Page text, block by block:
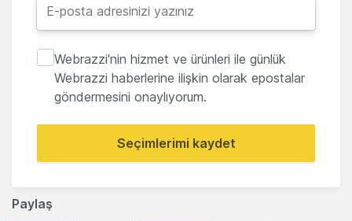
Paylaş
Webrazzi'nin hizmet ve ürünleri ile günlük
Webrazzi haberlerine ilişkin olarak epostalar
göndermesini onaylıyorum.
Seçimlerimi kaydet